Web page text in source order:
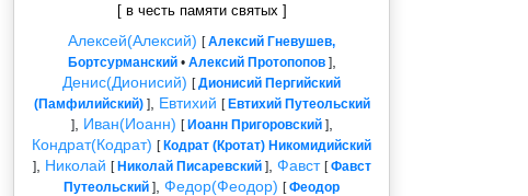
[ в честь памяти святых ]
Алексей(Алексий) [Алексий Гневушев,
Бортсурманский• Алексий Протопопов],
Денис(Дионисий) [Дионисий Пергийский
(Памфилийский)], Евтихий [Евтихий Путеольский
], Иван(Иоанн) [Иоанн Пригоровский],
Кондрат(Кодрат) [Кодрат (Кротат) Никомидийский
], Николай [Николай Писаревский], Фавст [Фавст
Путеольский ] Федор(Феодор) [Феодор